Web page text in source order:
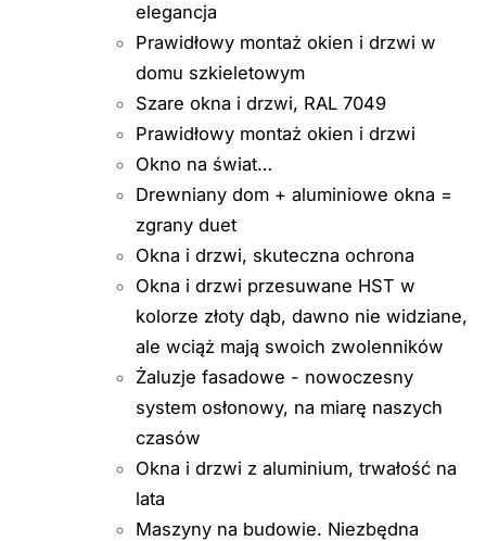
elegancja
Prawidłowy montaż okien i drzwi w
domu szkieletowym
Szare okna i drzwi, RAL 7049
Prawidłowy montaż okien i drzwi
Okno na świat…
Drewniany dom + aluminiowe okna =
zgrany duet
Okna i drzwi, skuteczna ochrona
Okna i drzwi przesuwane HST w
kolorze złoty dąb, dawno nie widziane,
ale wciąż mają swoich zwolenników
Żaluzje fasadowe - nowoczesny
system osłonowy, na miarę naszych
czasów
Okna i drzwi z aluminium, trwałość na
lata
Maszyny na budowie. Niezbędna